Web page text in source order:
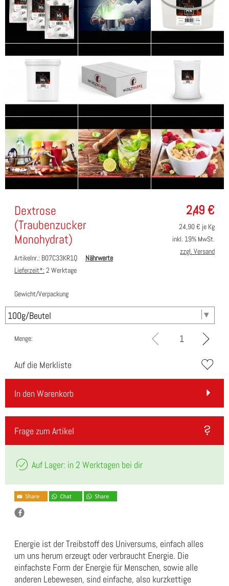
2,49 €
Dextrose
(Traubenzucker
Monohydrat)
Artikelnr.: B07C33KR1Q
Nährwerte
Lieferzeit*: 2 Werktage
24,90€ je Kg
inkl. 19% MwSt.
zzgl. Versand
Gewicht/Verpackung
Menge:
Auf die Merkliste
In den Warenkorb
Frage zum Artikel
Auf Lager: in 2 Werktagen bei dir
Energie ist der Treibstoff des Universums, einfach alles
um uns herum erzeugt oder verbraucht Energie. Die
einfachste Form der Energie für Menschen, sowie alle
anderen Lebewesen, sind einfache, also kurzkettige